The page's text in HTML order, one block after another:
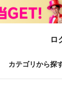
ロ
カテゴリから探